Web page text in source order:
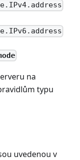
na
typu
uvedenou v